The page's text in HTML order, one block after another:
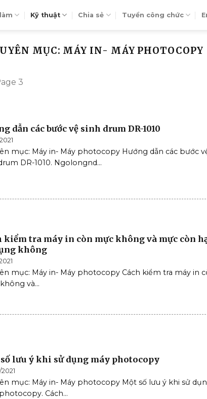
Kỹ thuật Chia sẻ Tuyển công chức
MỤC: MÁY IN- MÁY PHOTOCOPY
3
dẫn các bước vệ sinh drum DR-1010
mục: Máy in- Máy photocopy Hướng dẫn các bước
DR-1010. Ngolongnd...
kiểm tra máy in còn mực không và mực còn
không
mục: Máy in- Máy photocopy Cách kiểm tra máy in
và...
lưu ý khi sử dụng máy photocopy
mục: Máy in- Máy photocopy Một số lưu ý khi sử
Cách...